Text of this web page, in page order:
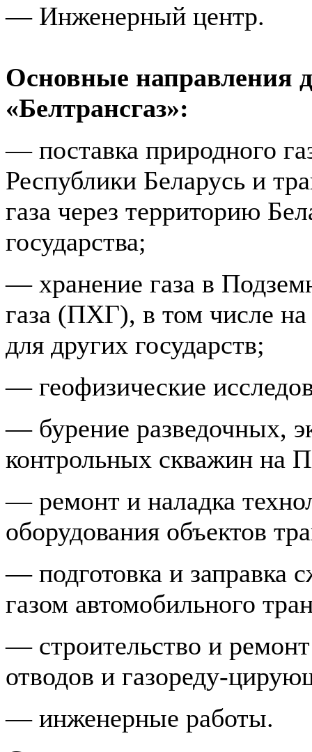
— Инженерный центр.
Основные направления
«Белтрансгаз»:
— поставка природного
Республики Бела­русь и
газа через территорию
государства;
— хранение газа в
газа (ПХГ), в том числе на
для других государств;
— геофизические
— бурение разведочных,
контрольных скважин на
— ремонт и наладка
оборудования объек­тов
— подготовка и заправка
газом автомо­бильного
— строительство и
отводов и газореду-
— инженерные работы.